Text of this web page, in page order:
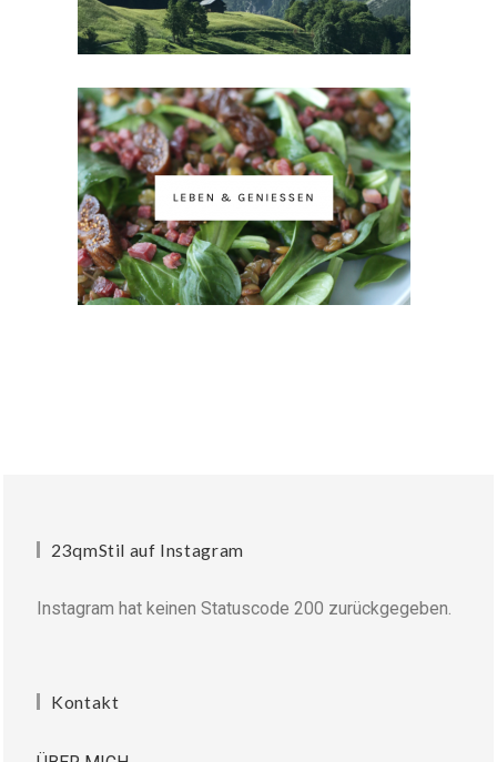
23qmStil auf Instagram
Instagram hat keinen Statuscode 200 zurückgegeben.
Kontakt